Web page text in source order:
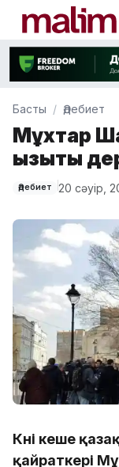
Басты Әдебиет
Мұхтар
қызықты
Әдебиет 20 сәуір,
Күні кеше
қайраткері